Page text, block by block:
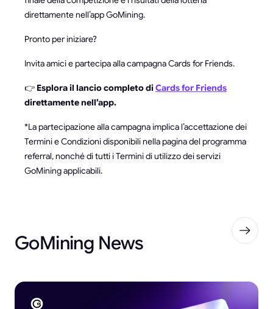
direttamente nell’app GoMining.
Pronto per iniziare?
Invita amici e partecipa alla campagna Cards for Friends.
👉 Esplora il lancio completo diCards for Friends
direttamente nell’app.
*La partecipazione alla campagna implica l’accettazione dei
Termini e Condizioni disponibili nella pagina del programma
referral, nonché di tutti i Termini di utilizzo dei servizi
GoMining applicabili.
GoMining News